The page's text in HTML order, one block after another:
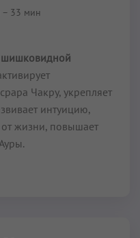
– 33 мин
Чакру, укрепляет
интуицию,
от жизни, повышает